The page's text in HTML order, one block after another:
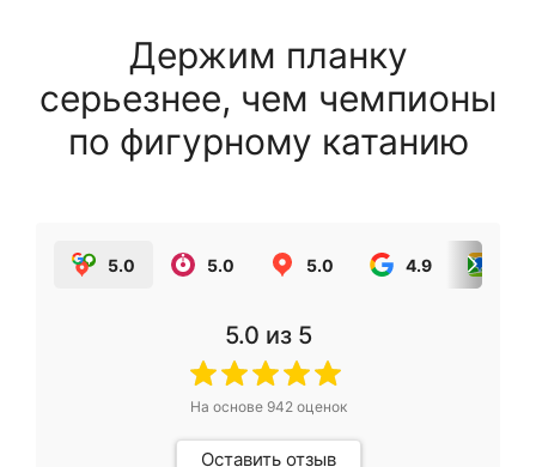
Держим планку
серьезнее, чем чемпионы
по фигурному катанию
5.0 5.0 5.0 4.9
5.0 из 5
На основе 942оценок
Оставить отзыв